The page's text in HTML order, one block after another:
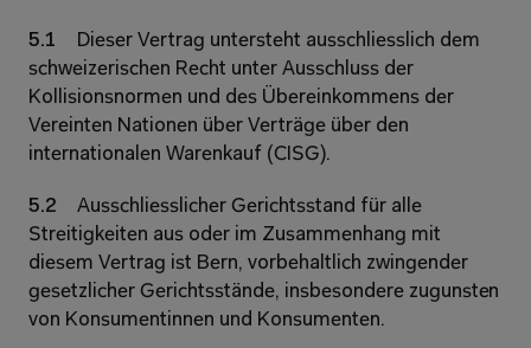
5.1
Dieser Vertrag untersteht ausschliesslich dem
schweizerischen Recht unter Ausschluss der
Kollisionsnormen und des Übereinkommens der
Vereinten Nationen über Verträge über den
internationalen Warenkauf (CISG).
5.2 Ausschliesslicher Gerichtsstand für alle
Streitigkeiten aus oder im Zusammenhang mit
diesem Vertrag ist Bern, vorbehaltlich zwingender
gesetzlicher Gerichtsstände, insbesondere zugunsten
von Konsumentinnen und Konsumenten.